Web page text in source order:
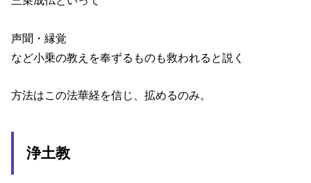
声聞・縁覚
など小乗の教えを奉ずるものも救われると説く
方法はこの法華経を信じ、拡めるのみ。
浄土教